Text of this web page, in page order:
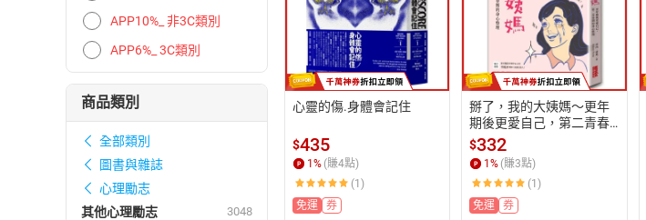
APP10%_ 非3C類別
APP6%_ 3C類別
商品類別
全部類別
圖書與雜誌
心理勵志
其他心理勵志
3048
心靈的傷.身體會記住
$435
1% (賺4點)
(1)
免運
券
掰了，我的大姨媽～更年
期後更愛自己，第二青春
期的身心整理【城邦讀書
花園】
$332
1% (賺3點)
(1)
免運
券